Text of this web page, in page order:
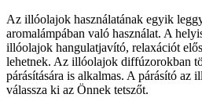
Az illóolajok használatának egyik
aromalámpában való használat. A
illóolajok hangulatjavító, relaxációt
lehetnek. Az illóolajok diffúzorokban
párásítására is alkalmas. A párásító az
válassza ki az Önnek tetszőt.